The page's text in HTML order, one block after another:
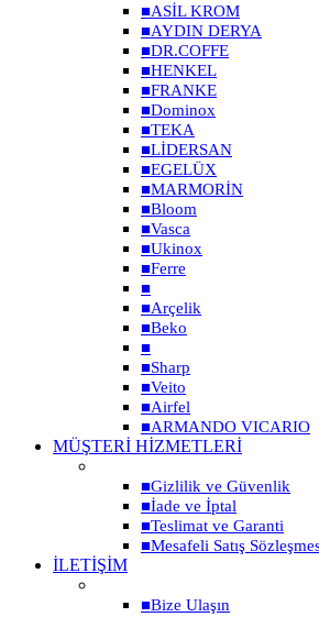
■ASİL KROM
■AYDIN DERYA
■DR.COFFE
■HENKEL
■FRANKE
■Dominox
■TEKA
■LİDERSAN
■EGELÜX
■MARMORİN
■Bloom
■Vasca
■Ukinox
■Ferre
■
■Arçelik
■Beko
■
■Sharp
■Veito
■Airfel
■ARMANDO VICARIO
MÜŞTERİ HİZMETLERİ
■Gizlilik ve Güvenlik
■İade ve İptal
■Teslimat ve Garanti
■Mesafeli Satış
İLETİŞİM
■Bize Ulaşın